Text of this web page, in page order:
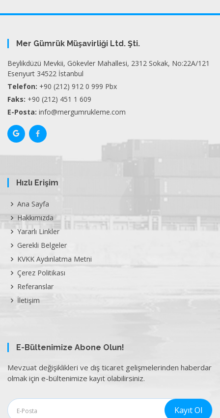
Mer Gümrük Müşavirliği Ltd. Şti.
Beylikdüzü Mevkii, Gökevler Mahallesi, 2312 Sokak, No:22A/121
Esenyurt 34522 İstanbul
Telefon: +90 (212) 912 0 999 Pbx
Faks: +90 (212) 451 1 609
E-Posta: info@mergumrukleme.com
Hızlı Erişim
Ana Sayfa
Hakkımızda
Yararlı Linkler
Gerekli Belgeler
KVKK Aydınlatma Metni
Çerez Politikası
Referanslar
İletişim
E-Bültenimize Abone Olun!
Mevzuat değişiklikleri ve dış ticaret gelişmelerinden haberdar
olmak için e-bültenimize kayıt olabilirsiniz.